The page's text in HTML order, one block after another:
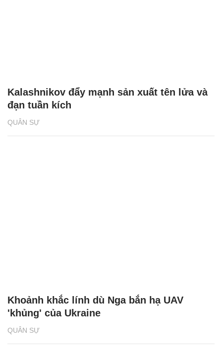
QUÂN SỰ
Kalashnikov đẩy mạnh sản xuất tên lửa và
đạn tuần kích
QUÂN SỰ
Khoảnh khắc lính dù Nga bắn hạ UAV
'khủng' của Ukraine